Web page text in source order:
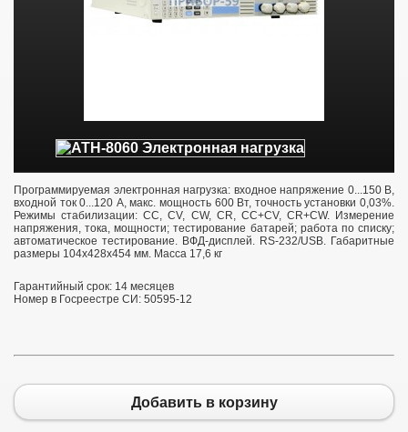
Программируемая электронная нагрузка: входное напряжение 0...150 В,
входной ток 0...120 А, макс. мощность 600 Вт, точность установки 0,03%.
Режимы стабилизации: CC, CV, CW, CR, CC+CV, CR+CW. Измерение
напряжения, тока, мощности; тестирование батарей; работа по списку;
автоматическое тестирование. ВФД-дисплей. RS-232/USB. Габаритные
размеры 104х428х454 мм. Масса 17,6 кг
Гарантийный срок: 14 месяцев
Номер в Госреестре СИ: 50595-12
Добавить в корзину